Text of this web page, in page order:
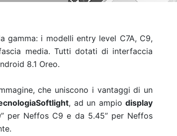
gamma: i modelli entry level C7A, C9,
media. Tutti dotati di interfaccia
8.1 Oreo.
che uniscono i vantaggi di un
Softlight, ad un ampiodisplay
per Neffos C9 e da 5.45” per Neffos